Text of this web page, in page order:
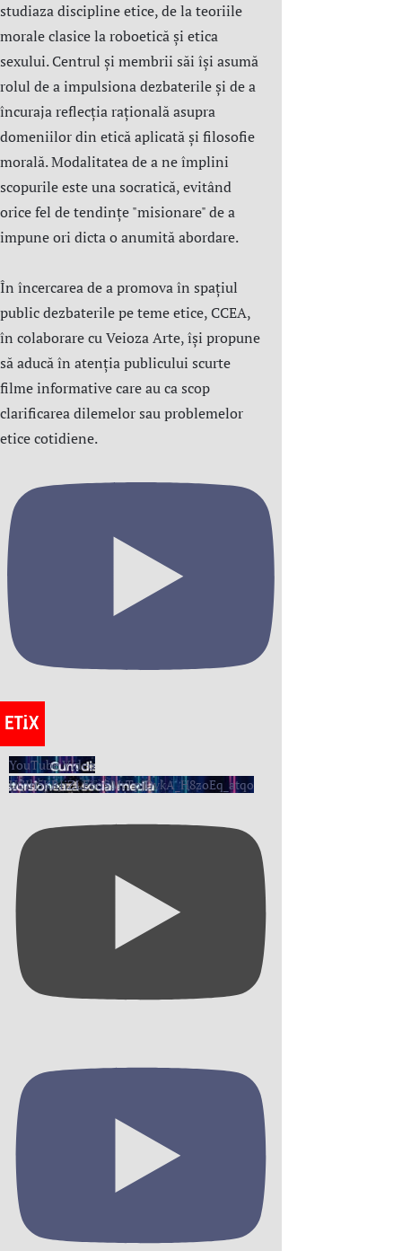
studiaza discipline etice, de la teoriile
morale clasice la roboetică și etica
sexului. Centrul şi membrii săi îşi asumă
rolul de a impulsiona dezbaterile și de a
încuraja reflecția rațională asupra
domeniilor din etică aplicată şi filosofie
morală. Modalitatea de a ne împlini
scopurile este una socratică, evitând
orice fel de tendințe "misionare" de a
impune ori dicta o anumită abordare.
În încercarea de a promova în spațiul
public dezbaterile pe teme etice, CCEA,
în colaborare cu Veioza Arte, își propune
să aducă în atenția publicului scurte
filme informative care au ca scop
clarificarea dilemelor sau problemelor
etice cotidiene.
YouTube Video
UCIh5KRIiZLE6oSMrTpjDvkA_H8zoEq_atqo